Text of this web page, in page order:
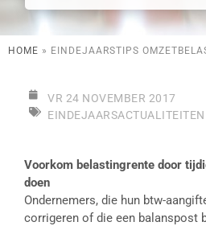
HOME » EINDEJAARSTIPS
VR 24 NOVEMBER 2017
EINDEJAARSACTUALITEITEN
Voorkom belastingrente door
doen
Ondernemers, die hun btw-
corrigeren of die een balanspost